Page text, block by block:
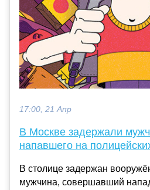
17:00, 21 Апр
В Москве задержали
напавшего на
В столице задержан
мужчина, совершавший